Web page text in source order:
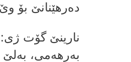
دەرهێنانێ بۆ
نارینێ گۆت ژی:
بەرهەمی، بەلێ